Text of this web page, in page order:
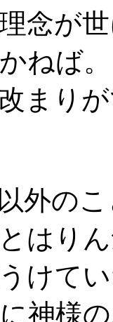
念が
ねば
まり
外の
はり
けて
神様